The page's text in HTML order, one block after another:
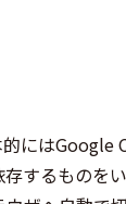
にはGoogle
するものを